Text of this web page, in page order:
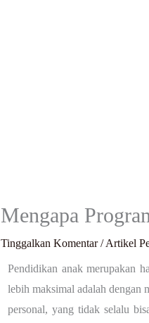
Mengapa
Tinggalkan Komentar /Artikel
Pendidikan anak merupakan
lebih maksimal adalah dengan
personal, yang tidak selalu